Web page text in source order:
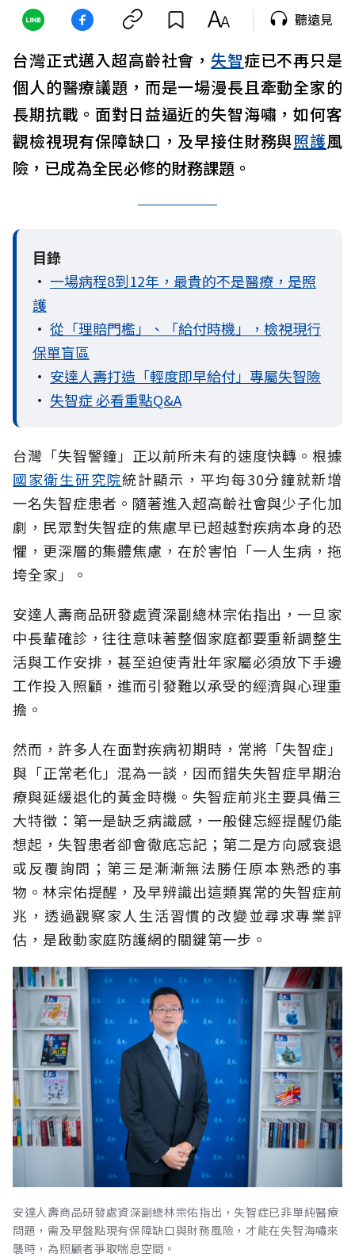
聽遠見
台灣正式邁入超高齡社會， 失智症已不再只是
個人的醫療議題，而是一場漫長且牽動全家的
長期抗戰。面對日益逼近的失智海嘯，如何客
觀檢視現有保障缺口，及早接住財務與照護風
險，已成為全民必修的財務課題。
目錄
• 一場病程8到12年，最貴的不是醫療，是照
護
• 從「理賠門檻」、「給付時機」，檢視現行
保單盲區
• 安達人壽打造「輕度即早給付」專屬失智險
• 失智症 必看重點Q&A
台灣「失智警鐘」正以前所未有的速度快轉。根據
國家衛生研究院統計顯示，平均每30分鐘就新增
一名失智症患者。隨著進入超高齡社會與少子化加
劇，民眾對失智症的焦慮早已超越對疾病本身的恐
懼，更深層的集體焦慮，在於害怕「一人生病，拖
垮全家」。
安達人壽商品研發處資深副總林宗佑指出，一旦家
中長輩確診，往往意味著整個家庭都要重新調整生
活與工作安排，甚至迫使青壯年家屬必須放下手邊
工作投入照顧，進而引發難以承受的經濟與心理重
擔。
然而，許多人在面對疾病初期時，常將「失智症」
與「正常老化」混為一談，因而錯失失智症早期治
療與延緩退化的黃金時機。失智症前兆主要具備三
大特徵：第一是缺乏病識感，一般健忘經提醒仍能
想起，失智患者卻會徹底忘記；第二是方向感衰退
或反覆詢問；第三是漸漸無法勝任原本熟悉的事
物。林宗佑提醒，及早辨識出這類異常的失智症前
兆，透過觀察家人生活習慣的改變並尋求專業評
估，是啟動家庭防護網的關鍵第一步。
安達人壽商品研發處資深副總林宗佑指出，失智症已非單純醫療
問題，需及早盤點現有保障缺口與財務風險，才能在失智海嘯來
襲時，為照顧者爭取喘息空間。